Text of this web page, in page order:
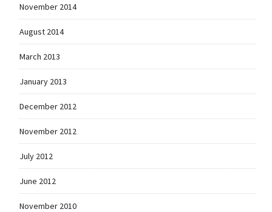
November 2014
August 2014
March 2013
January 2013
December 2012
November 2012
July 2012
June 2012
November 2010